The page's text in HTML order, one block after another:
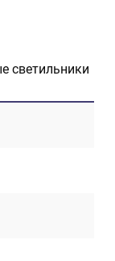
светильники